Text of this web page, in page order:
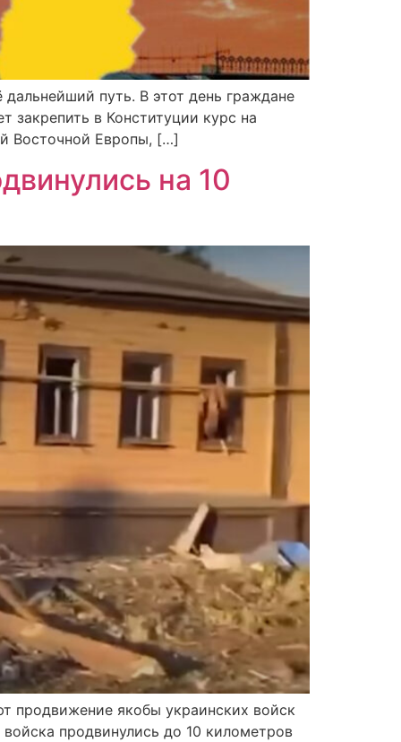
путь. В этот день граждане
закрепить в Конституции курс на
Восточной Европы, […]
на 10
продвижение якобы украинских войск
продвинулись до 10 километров